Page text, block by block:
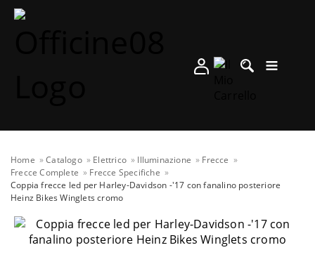
Home Catalogo Elettrico Illuminazione
Frecce
Frecce Complete
Frecce Specifiche
Coppia frecce led per Harley-Davidson -'17 con fanalino posteriore
Heinz Bikes Winglets cromo